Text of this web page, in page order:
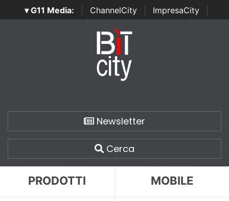
▾ G11 Media: ChannelCity ImpresaCity
SecurityOpenLab | Italian Channel Awards | Italian
Italian Security Awards
Newsletter
Cerca
PRODOTTI MOBILE